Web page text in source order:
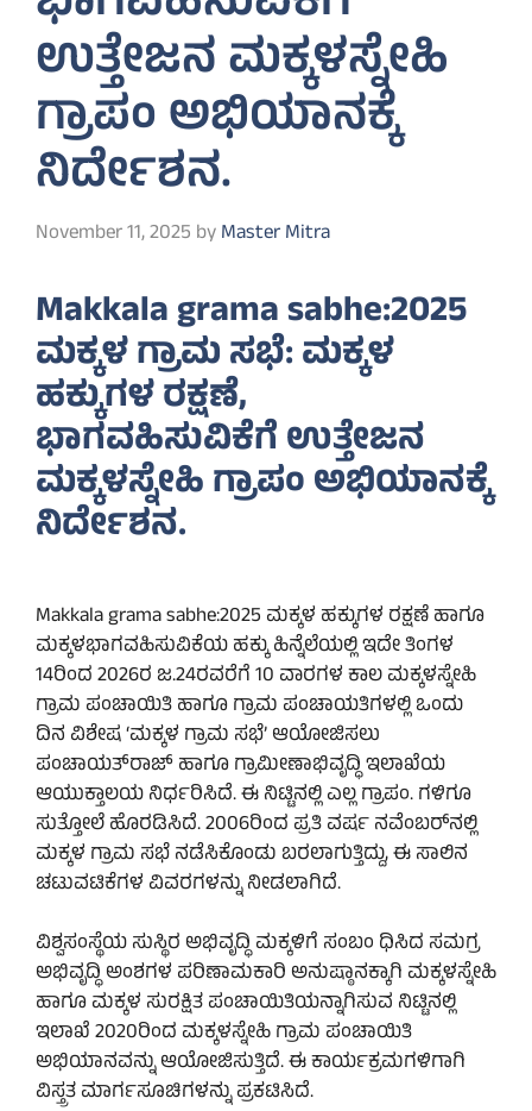
ಉತ್ತೇಜನ ಮಕ್ಕಳಸ್ನೇಹಿ
ಗ್ರಾಪಂ ಅಭಿಯಾನಕ್ಕೆ
ನಿರ್ದೇಶನ.
November 11, 2025 byMaster Mitra
Makkala grama sabhe:2025
ಮಕ್ಕಳ ಗ್ರಾಮ ಸಭೆ: ಮಕ್ಕಳ
ಹಕ್ಕುಗಳ ರಕ್ಷಣೆ,
ಭಾಗವಹಿಸುವಿಕೆಗೆ ಉತ್ತೇಜನ
ಮಕ್ಕಳಸ್ನೇಹಿ ಗ್ರಾಪಂ ಅಭಿಯಾನಕ್ಕೆ
ನಿರ್ದೇಶನ.
Makkala grama sabhe:2025 ಮಕ್ಕಳ ಹಕ್ಕುಗಳ ರಕ್ಷಣೆ ಹಾಗೂ
ಮಕ್ಕಳಭಾಗವಹಿಸುವಿಕೆಯ ಹಕ್ಕು ಹಿನ್ನೆಲೆಯಲ್ಲಿ ಇದೇ ತಿಂಗಳ
14ರಿಂದ 2026ರ ಜ.24ರವರೆಗೆ 10 ವಾರಗಳ ಕಾಲ ಮಕ್ಕಳಸ್ನೇಹಿ
ಗ್ರಾಮ ಪಂಚಾಯಿತಿ ಹಾಗೂ ಗ್ರಾಮ ಪಂಚಾಯತಿಗಳಲ್ಲಿ ಒಂದು
ದಿನ ವಿಶೇಷ ‘ಮಕ್ಕಳ ಗ್ರಾಮ ಸಭೆ’ ಆಯೋಜಿಸಲು
ಪಂಚಾಯತ್‌ರಾಜ್ ಹಾಗೂ ಗ್ರಾಮೀಣಾಭಿವೃದ್ಧಿ ಇಲಾಖೆಯ
ಆಯುಕ್ತಾಲಯ ನಿರ್ಧರಿಸಿದೆ. ಈ ನಿಟ್ಟಿನಲ್ಲಿ ಎಲ್ಲ ಗ್ರಾಪಂ. ಗಳಿಗೂ
ಸುತ್ತೋಲೆ ಹೊರಡಿಸಿದೆ. 2006ರಿಂದ ಪ್ರತಿ ವರ್ಷ ನವೆಂಬರ್‌ನಲ್ಲಿ
ಮಕ್ಕಳ ಗ್ರಾಮ ಸಭೆ ನಡೆಸಿಕೊಂಡು ಬರಲಾಗುತ್ತಿದ್ದು, ಈ ಸಾಲಿನ
ಚಟುವಟಿಕೆಗಳ ವಿವರಗಳನ್ನು ನೀಡಲಾಗಿದೆ.
ವಿಶ್ವಸಂಸ್ಥೆಯ ಸುಸ್ಥಿರ ಅಭಿವೃದ್ಧಿ ಮಕ್ಕಳಿಗೆ ಸಂಬಂ ಧಿಸಿದ ಸಮಗ್ರ
ಅಭಿವೃದ್ಧಿ ಅಂಶಗಳ ಪರಿಣಾಮಕಾರಿ ಅನುಷ್ಠಾನಕ್ಕಾಗಿ ಮಕ್ಕಳಸ್ನೇಹಿ
ಹಾಗೂ ಮಕ್ಕಳ ಸುರಕ್ಷಿತ ಪಂಚಾಯಿತಿಯನ್ನಾಗಿಸುವ ನಿಟ್ಟಿನಲ್ಲಿ
ಇಲಾಖೆ 2020ರಿಂದ ಮಕ್ಕಳಸ್ನೇಹಿ ಗ್ರಾಮ ಪಂಚಾಯಿತಿ
ಅಭಿಯಾನವನ್ನು ಆಯೋಜಿಸುತ್ತಿದೆ. ಈ ಕಾರ್ಯಕ್ರಮಗಳಿಗಾಗಿ
ವಿಸ್ತ್ರತ ಮಾರ್ಗಸೂಚಿಗಳನ್ನು ಪ್ರಕಟಿಸಿದೆ.